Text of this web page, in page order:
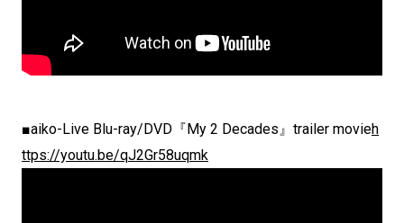
■aiko-Live Blu-ray/DVD『My 2 Decades』trailer movieh
ttps://youtu.be/qJ2Gr58uqmk